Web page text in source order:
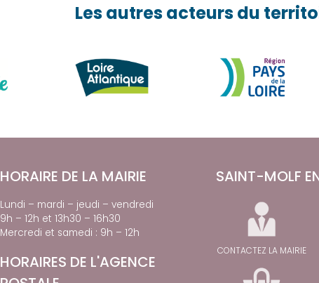
Les autres acteurs du
HORAIRE DE LA MAIRIE
Lundi – mardi – jeudi – vendredi
9h – 12h et 13h30 – 16h30
Mercredi et samedi : 9h – 12h
HORAIRES DE L'AGENCE
SAINT-MOLF
CONTACTEZ LA MAIRIE